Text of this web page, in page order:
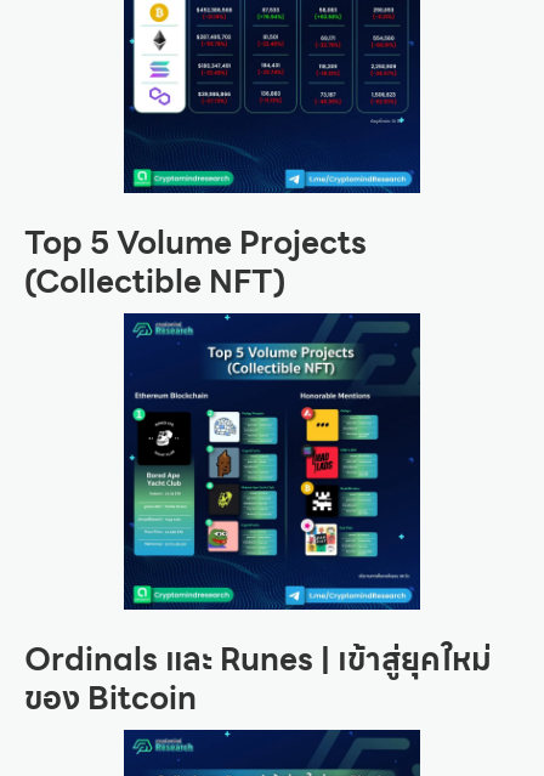
Top 5 Volume Projects
(Collectible NFT)
Ordinals และ Runes | เข้าสู่ยุคใหม่
ของ Bitcoin